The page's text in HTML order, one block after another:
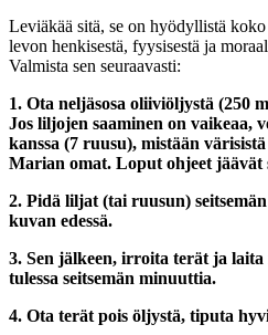
Leviäkää sitä, se on hyödyllistä
levon henkisestä, fyysisestä ja
Valmista sen seuraavasti:
1. Ota neljäsosa oliiviöljystä (250
Jos liljojen saaminen on vaikeaa,
kanssa (7 ruusu), mistään
Marian omat. Loput ohjeet jäävät
2. Pidä liljat (tai ruusun)
kuvan edessä.
3. Sen jälkeen, irroita terät ja
tulessa seitsemän minuuttia.
4. Ota terät pois öljystä, tiputa